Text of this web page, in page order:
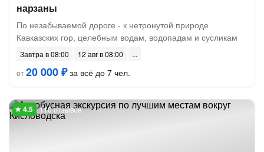
нарзаны
По незабываемой дороге - к нетронутой природе
Кавказских гор, целебным водам, водопадам и сусликам
Завтра в 08:00
12 авг в 08:00
от20 000 ₽за всё до 7 чел.
110 отзывов